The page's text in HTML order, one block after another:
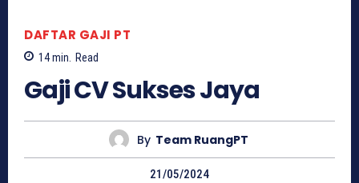
DAFTAR GAJI PT
14min. Read
Gaji CV Sukses Jaya
By Team RuangPT
21/05/2024